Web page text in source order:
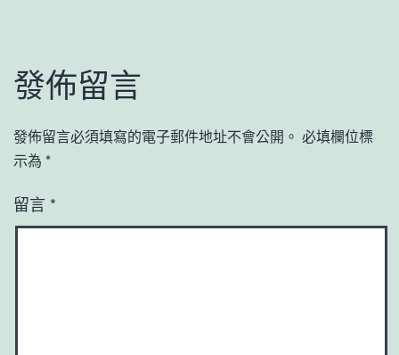
發佈留言
發佈留言必須填寫的電子郵件地址不會公開。 必填欄位標
示為 *
留言 *